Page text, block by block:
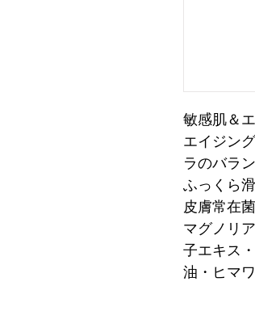
敏感肌＆
エイジン
ラのバラ
ふっくら
皮膚常在
マグノリ
子エキス
油・ヒマ